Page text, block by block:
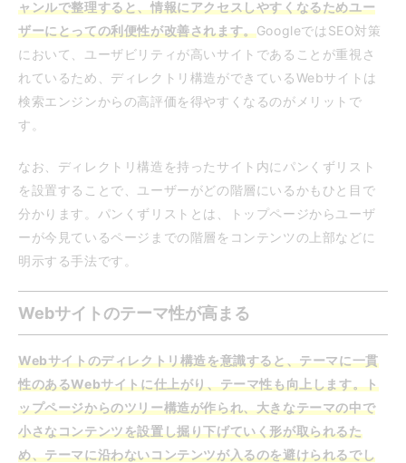
ャンルで整理すると、情報にアクセスしやすくなるためユー
ザーにとっての利便性が改善されます。GoogleではSEO対策
において、ユーザビリティが高いサイトであることが重視さ
れているため、ディレクトリ構造ができているWebサイトは
検索エンジンからの高評価を得やすくなるのがメリットで
す。
なお、ディレクトリ構造を持ったサイト内にパンくずリスト
を設置することで、ユーザーがどの階層にいるかもひと目で
分かります。パンくずリストとは、トップページからユーザ
ーが今見ているページまでの階層をコンテンツの上部などに
明示する手法です。
Webサイトのテーマ性が高まる
Webサイトのディレクトリ構造を意識すると、テーマに一貫
性のあるWebサイトに仕上がり、テーマ性も向上します。ト
ップページからのツリー構造が作られ、大きなテーマの中で
小さなコンテンツを設置し掘り下げていく形が取られるた
め、テーマに沿わないコンテンツが入るのを避けられるでし